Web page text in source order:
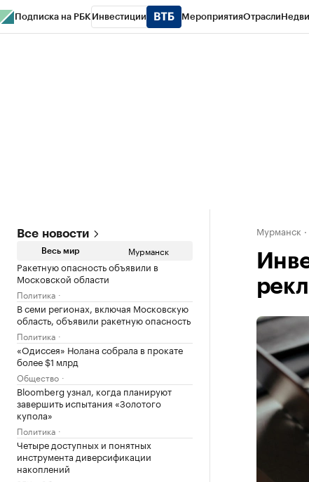
Подписка на РБК Инвестиции МероприятияОтрасли
Все новости
Весь мир Мурманск
Ракетную опасность объявили в
Московской области
Политика
В семи регионах, включая Московскую
область, объявили ракетную опасность
Политика
«Одиссея» Нолана собрала в прокате
более $1 млрд
Общество
Bloomberg узнал, когда планируют
завершить испытания «Золотого
купола»
Политика
Четыре доступных и понятных
инструмента диверсификации
накоплений
Мурманск